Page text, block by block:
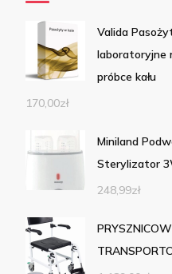
Valida
laboratoryjne
próbce kału
170,00zł
Miniland
Sterylizator
248,99zł